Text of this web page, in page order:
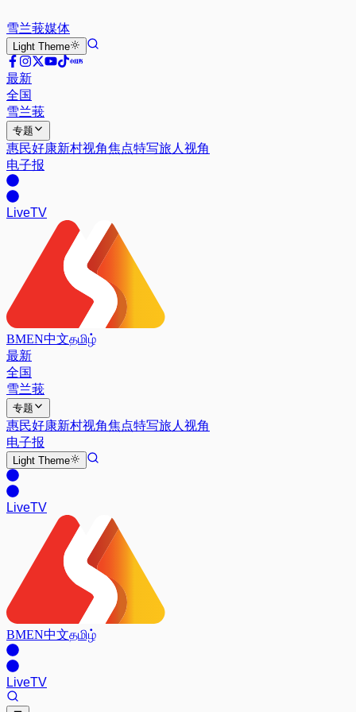
雪兰莪媒体
Light Theme
最新
全国
雪兰莪
专题
惠民好康新村视角焦点特写旅人视角
电子报
LiveTV
BMEN中文தமிழ்
最新
全国
雪兰莪
专题
惠民好康新村视角焦点特写旅人视角
电子报
Light Theme
LiveTV
BMEN中文தமிழ்
LiveTV